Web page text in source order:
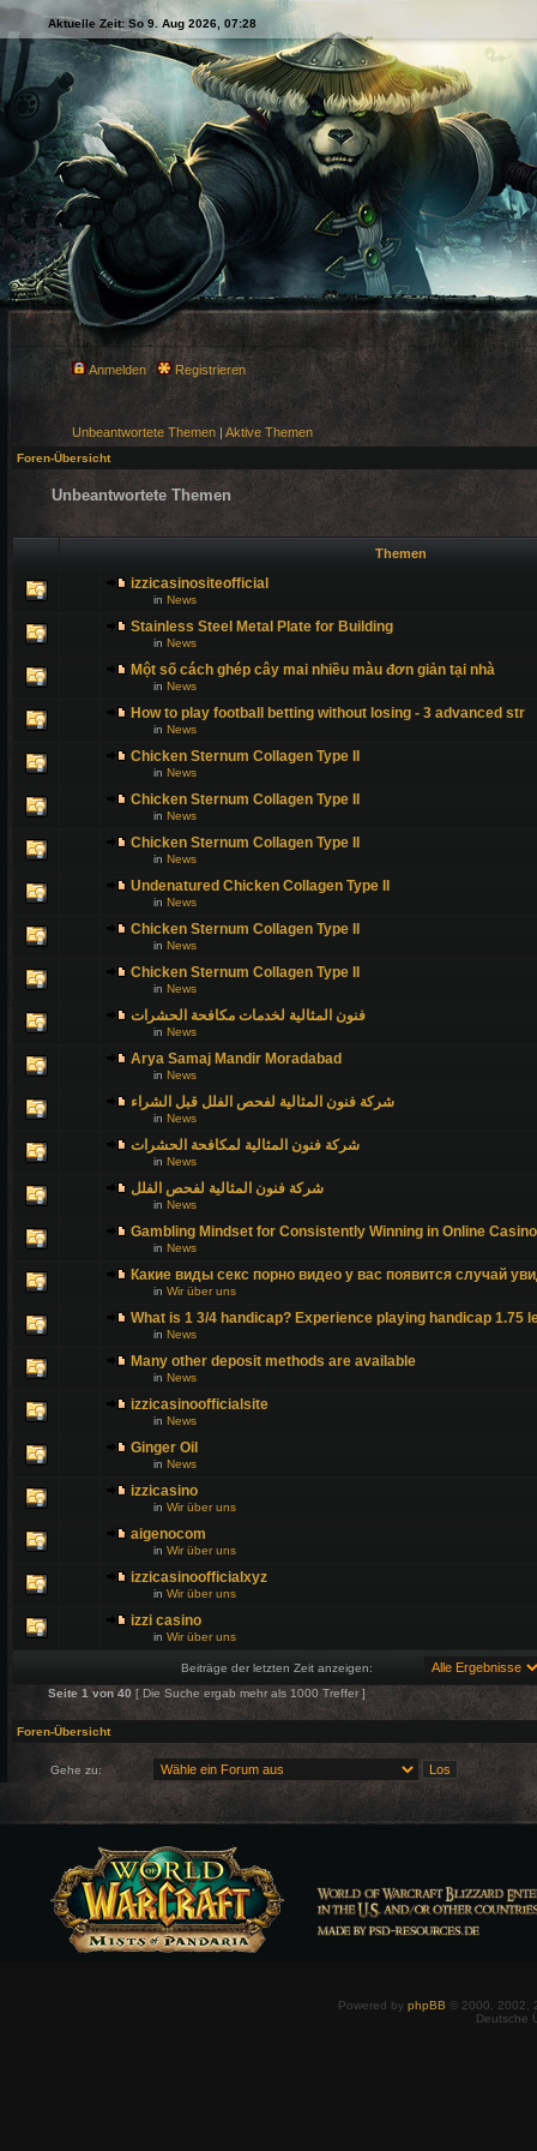
Aktuelle Zeit: So 9. Aug 2026, 07:28
Anmelden Registrieren
Unbeantwortete Themen | Aktive Themen
Foren-Übersicht
Unbeantwortete Themen
Themen
izzicasinositeofficial
in News
Stainless Steel Metal Plate for Building
in News
Một số cách ghép cây mai nhiều màu đơn giản tại nhà
in News
How to play football betting without losing - 3 advanced str
in News
Chicken Sternum Collagen Type II
in News
Chicken Sternum Collagen Type II
in News
Chicken Sternum Collagen Type II
in News
Undenatured Chicken Collagen Type II
in News
Chicken Sternum Collagen Type II
in News
Chicken Sternum Collagen Type II
in News
فنون المثالية لخدمات مكافحة الحشرات
in News
Arya Samaj Mandir Moradabad
in News
شركة فنون المثالية لفحص الفلل قبل الشراء
in News
شركة فنون المثالية لمكافحة الحشرات
in News
شركة فنون المثالية لفحص الفلل
in News
Gambling Mindset for Consistently Winning in Online
in News
Какие виды секс порно видео у вас появится случай
in Wir über uns
What is 1 3/4 handicap? Experience playing handicap 1.75
in News
Many other deposit methods are available
in News
izzicasinoofficialsite
in News
Ginger Oil
in News
izzicasino
in Wir über uns
aigenocom
in Wir über uns
izzicasinoofficialxyz
in Wir über uns
izzi casino
in Wir über uns
Beiträge der letzten Zeit anzeigen:
Seite 1 von40 [ Die Suche ergab mehr als 1000 Treffer ]
Foren-Übersicht
Gehe zu:
Powered by phpBB © 2000, 2002,
Deutsche